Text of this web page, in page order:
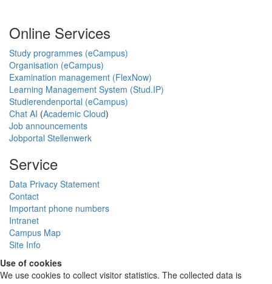
Online Services
Study programmes (eCampus)
Organisation (eCampus)
Examination management (FlexNow)
Learning Management System (Stud.IP)
Studierendenportal (eCampus)
Chat AI (Academic Cloud)
Job announcements
Jobportal Stellenwerk
Service
Data Privacy Statement
Contact
Important phone numbers
Intranet
Campus Map
Site Info
Use of cookies
We use cookies to collect visitor statistics. The collected data is